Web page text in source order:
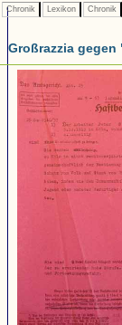
Chronik Lexikon Chronik
Großrazzia gegen